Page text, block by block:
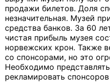
продажи билетов. Доля
незначительная. Музей
средства банков. За 60
чистая прибыль музея
норвежских крон. Также
со спонсорами, но это
Необходимо
рекламировать